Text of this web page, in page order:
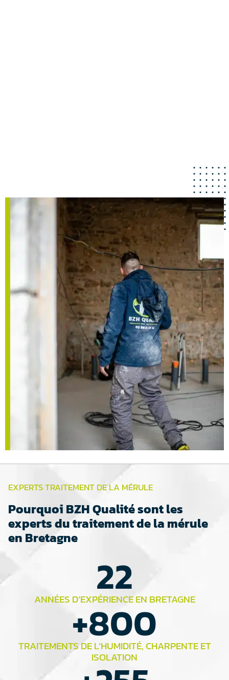
EXPERTS TRAITEMENT DE LA MÉRULE
Pourquoi BZH Qualité sont les
experts du traitement de la mérule
en Bretagne
ANNÉES D’EXPÉRIENCE EN BRETAGNE
22
TRAITEMENTS DE L’HUMIDITÉ, CHARPENTE ET
ISOLATION
+800